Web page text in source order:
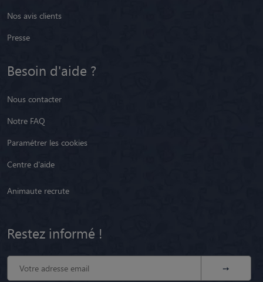
Nos avis clients
Presse
Besoin d'aide ?
Nous contacter
Notre FAQ
Paramétrer les cookies
Centre d'aide
Animaute recrute
Restez informé !